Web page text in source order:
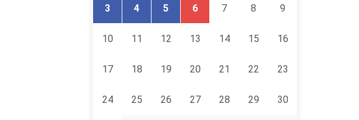
3 4 5 6 7 8 9
10 11 12 13 14 15 16
17 18 19 20 21 22 23
24 25 26 27 28 29 30